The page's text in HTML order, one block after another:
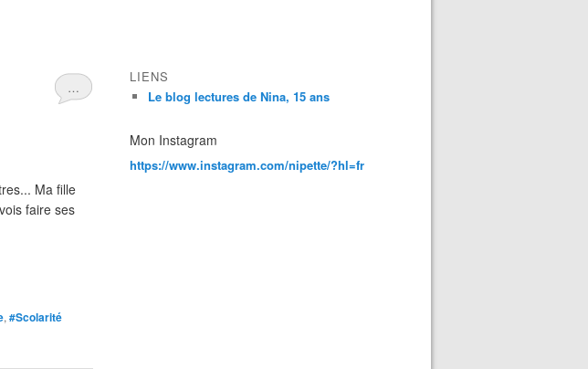
…
Ma fille
faire ses
, #Scolarité
LIENS
Le blog lectures de Nina, 15 ans
Mon Instagram
https://www.instagram.com/nipette/?hl=fr